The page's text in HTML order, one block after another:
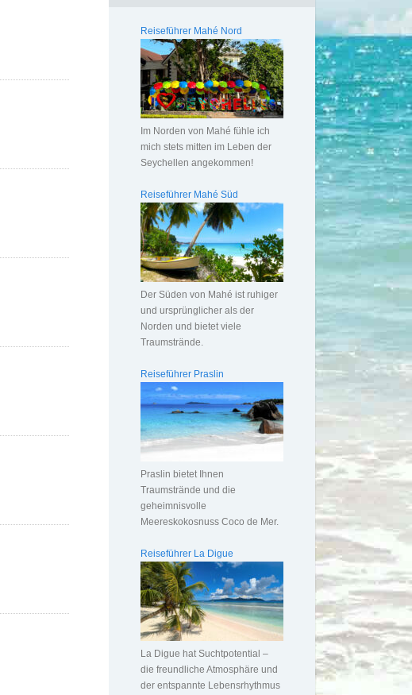
Reiseführer Mahé Nord
Im Norden von Mahé fühle ich
mich stets mitten im Leben der
Seychellen angekommen!
Reiseführer Mahé Süd
Der Süden von Mahé ist ruhiger
und ursprünglicher als der
Norden und bietet viele
Traumstrände.
Reiseführer Praslin
Praslin bietet Ihnen
Traumstrände und die
geheimnisvolle
Meereskokosnuss Coco de Mer.
Reiseführer La Digue
La Digue hat Suchtpotential –
die freundliche Atmosphäre und
der entspannte Lebensrhythmus